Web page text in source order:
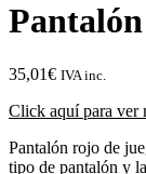
35,01€ IVA inc.
Click aquí para ver
Pantalón rojo de
tipo de pantalón y